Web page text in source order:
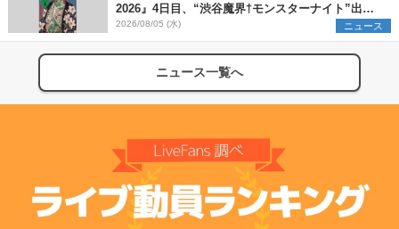
2026』4日目、“渋谷魔界†モンスターナイト”出演6
組を発表
2026/08/05 (水) ニュース
ニュース一覧へ